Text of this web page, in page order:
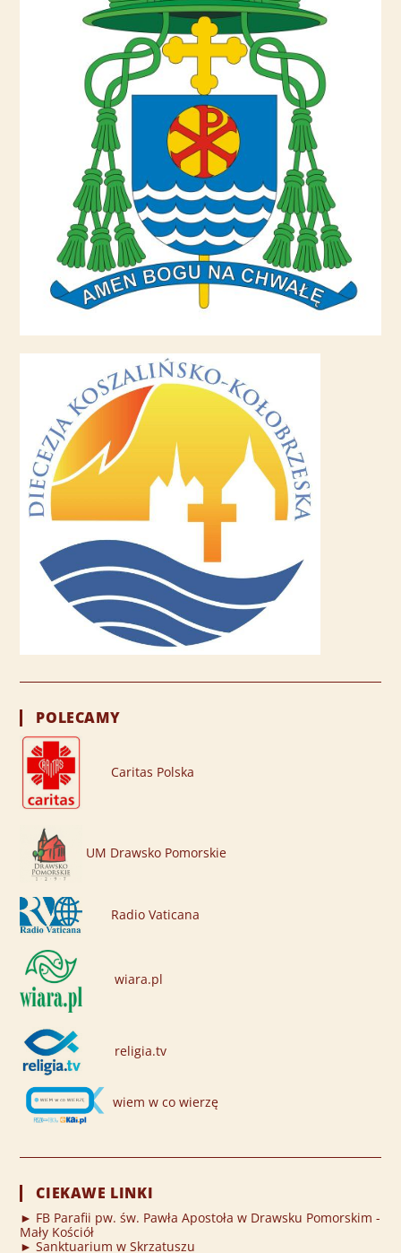
POLECAMY
Caritas Polska
UM Drawsko Pomorskie
Radio Vaticana
wiara.pl
religia.tv
wiem w co wierzę
CIEKAWE LINKI
► FB Parafii pw. św. Pawła Apostoła w Drawsku Pomorskim -
Mały Kościół
► Sanktuarium w Skrzatuszu